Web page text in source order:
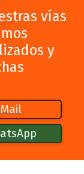
vías
y